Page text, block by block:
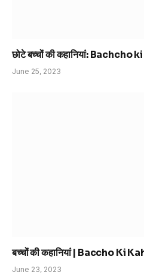
छोटे बच्चों की कहानियां: Bachcho
June 25, 2023
बच्चों की कहानियां | Baccho Ki
June 23, 2023